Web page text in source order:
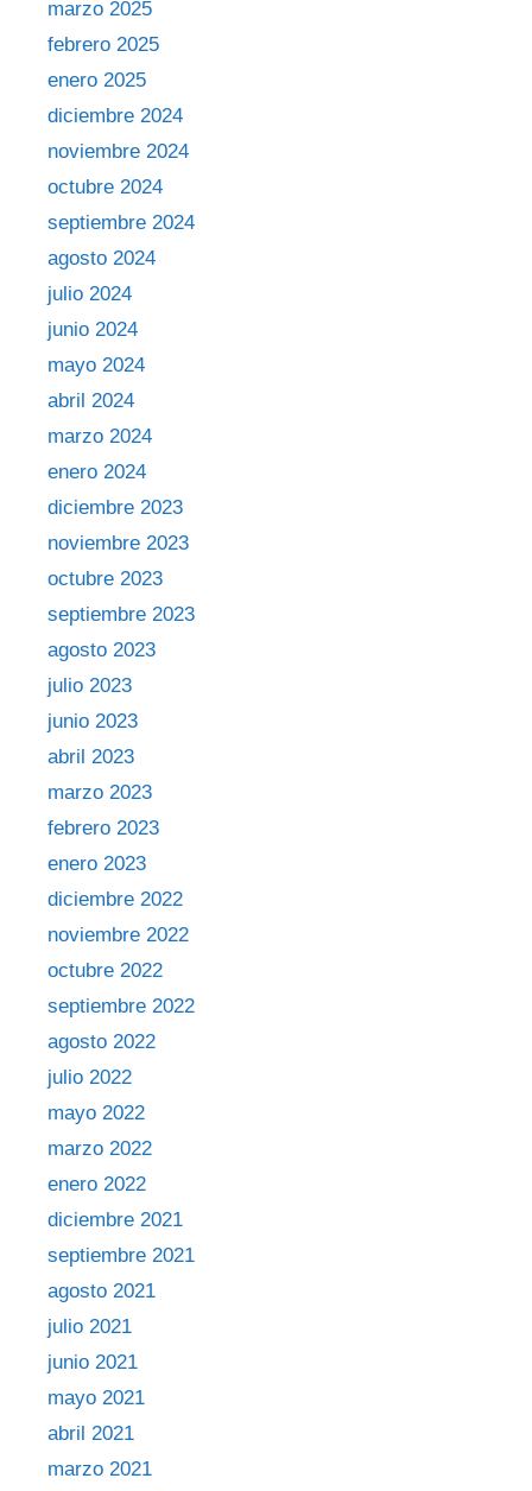
marzo 2025
febrero 2025
enero 2025
diciembre 2024
noviembre 2024
octubre 2024
septiembre 2024
agosto 2024
julio 2024
junio 2024
mayo 2024
abril 2024
marzo 2024
enero 2024
diciembre 2023
noviembre 2023
octubre 2023
septiembre 2023
agosto 2023
julio 2023
junio 2023
abril 2023
marzo 2023
febrero 2023
enero 2023
diciembre 2022
noviembre 2022
octubre 2022
septiembre 2022
agosto 2022
julio 2022
mayo 2022
marzo 2022
enero 2022
diciembre 2021
septiembre 2021
agosto 2021
julio 2021
junio 2021
mayo 2021
abril 2021
marzo 2021